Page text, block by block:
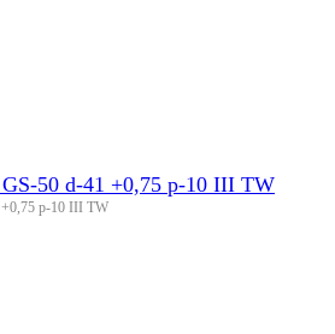
50 d-41 +0,75 p-10 III TW
p-10 III TW